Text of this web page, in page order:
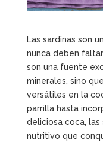
Las sardinas son
nunca deben
son una fuente
minerales, sino
versátiles en la
parrilla hasta
deliciosa coca, las
nutritivo que